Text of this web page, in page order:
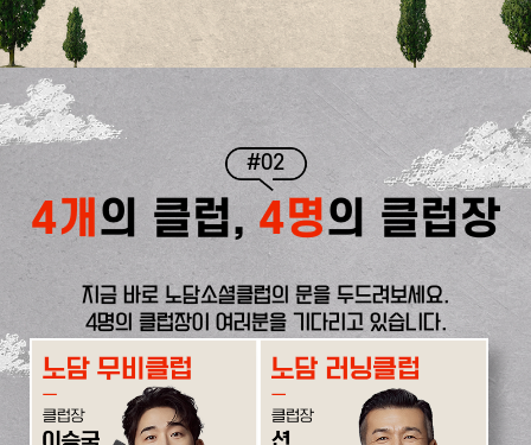
#02
4개 의 클럽, 4명의 클럽장
지금 바로 노담소셜클럽의 문을 두드려보세요.
4명의 클럽장이 여러분을 기다리고 있습니다.